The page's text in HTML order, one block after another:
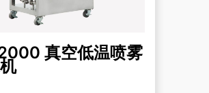
真空低温喷雾